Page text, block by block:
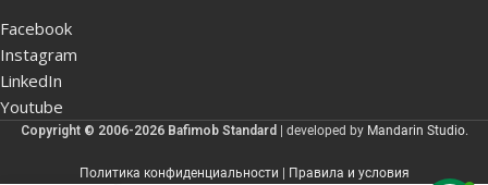
Facebook
Instagram
LinkedIn
Youtube
Copyright © 2006-2026 Bafimob Standard | developed by Mandarin Studio.
Политика конфиденциальности | Правила и условия